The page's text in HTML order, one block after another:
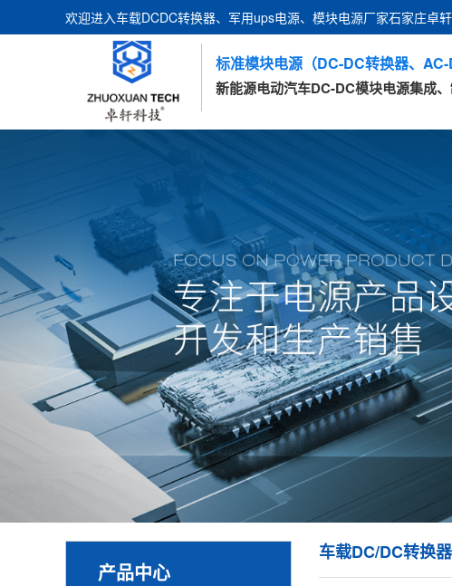
欢迎进入车载DCDC转换器、军用ups电源、模块电源厂家石家庄卓
标准模块电源（DC-DC转换器、AC-
新能源电动汽车DC-DC模块电源集成
产品中心
车载DC/DC转换器